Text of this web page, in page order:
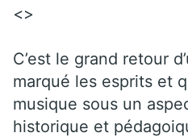
<>
C’est le grand retour
marqué les esprits et
musique sous un
historique et